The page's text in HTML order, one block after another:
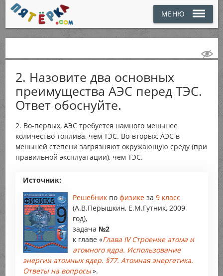
МЕНЮ
2. Назовите два основных
преимущества АЭС перед ТЭС.
Ответ обоснуйте.
2. Во-первых, АЭС требуется намного меньшее
количество топлива, чем ТЭС. Во-вторых, АЭС в
меньшей степени загрязняют окружающую среду (при
правильной эксплуатации), чем ТЭС.
Источник:
Решебник по физике за 9 класс
(А.В.Перышкин, Е.М.Гутник, 2009
год),
задача №2
к главе «Глава IV Строение атома и
атомного ядра. Использование
энергии атомных ядер. §77. Атомная энергетика.
Ответы на вопросы».